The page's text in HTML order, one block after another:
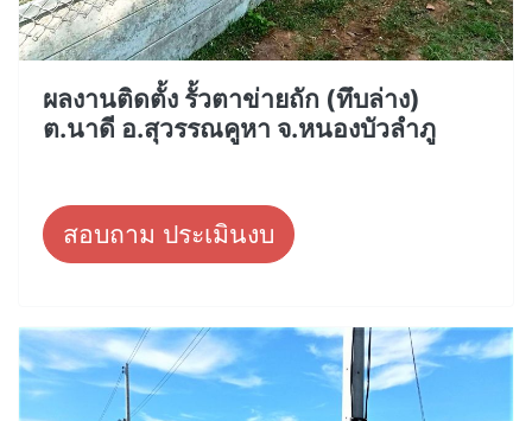
ผลงานติดตั้ง รั้วตาข่ายถัก (ทึบล่าง)
ต.นาดี อ.สุวรรณคูหา จ.หนองบัวลำภู
สอบถาม ประเมินงบ